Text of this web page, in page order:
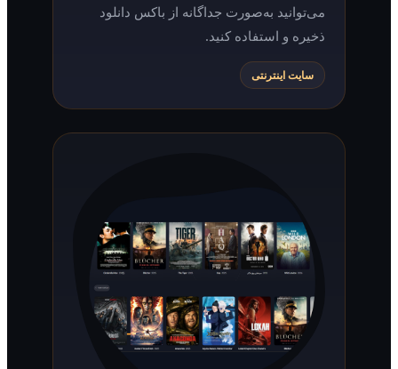
می‌توانید به‌صورت جداگانه از باکس دانلود
ذخیره و استفاده کنید.
سایت اینترنتی